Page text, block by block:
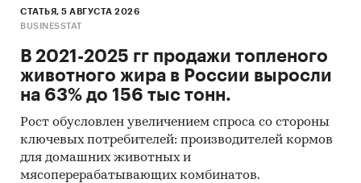
(United Nations Statistics Division:
Commodity Trade Statistics, Industrial
Commodity Statistics, Food and Agriculture
Organization и др.).
Материалы Международного Валютного
Материалы Всемирного банка (World Bank).
Материалы ВТО (World Trade Organization).
СТАТЬЯ, 5 АВГУСТА 2026
BUSINESSTAT
В 2021-2025 гг продажи топленого
животного жира в России выросли
на 63% до 156 тыс тонн.
Рост обусловлен увеличением спроса со стороны
ключевых потребителей: производителей кормов
для домашних животных и
мясоперерабатывающих комбинатов.